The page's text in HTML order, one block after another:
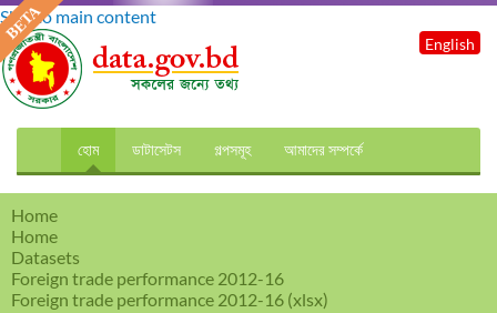
Skip to main content
হোম ডাটাসেটস গল্পসমূহ আমাদের সম্পর্কে
English
Home
Home
Datasets
Foreign trade performance 2012-16
Foreign trade performance 2012-16 (xlsx)